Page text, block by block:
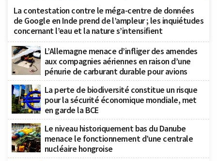
La contestation contre le méga-centre de données
de Google en Inde prend de l’ampleur ; les inquiétudes
concernant l’eau et la nature s’intensifient
L’Allemagne menace d’infliger des amendes
aux compagnies aériennes en raison d’une
pénurie de carburant durable pour avions
La perte de biodiversité constitue un risque
pour la sécurité économique mondiale, met
en garde la BCE
Le niveau historiquement bas du Danube
menace le fonctionnement d’une centrale
nucléaire hongroise